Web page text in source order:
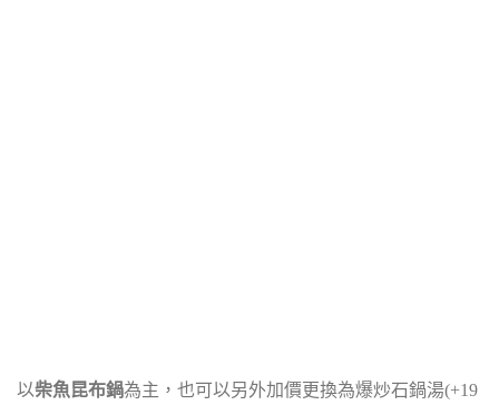
以柴魚昆布鍋為主，也可以另外加價更換為爆炒石鍋湯(+19